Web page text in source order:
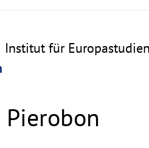
Institut für